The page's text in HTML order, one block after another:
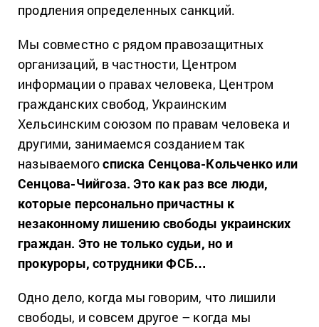
продления определенных санкций.
Мы совместно с рядом правозащитных
организаций, в частности, Центром
информации о правах человека, Центром
гражданских свобод, Украинским
Хельсинским союзом по правам человека и
другими, занимаемся созданием так
называемогосписка Сенцова-Кольченко или
Сенцова-Чийгоза.Это как раз все люди,
которые персонально причастны к
незаконному лишению свободы украинских
граждан. Это не только судьи, но и
прокуроры, сотрудники ФСБ…
Одно дело, когда мы говорим, что лишили
свободы, и совсем другое – когда мы